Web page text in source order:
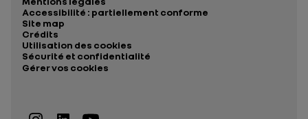
Accessibilité : partiellement conforme
Site map
Crédits
Utilisation des cookies
Sécurité et confidentialité
Gérer vos cookies